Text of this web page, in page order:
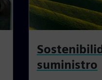
suministro